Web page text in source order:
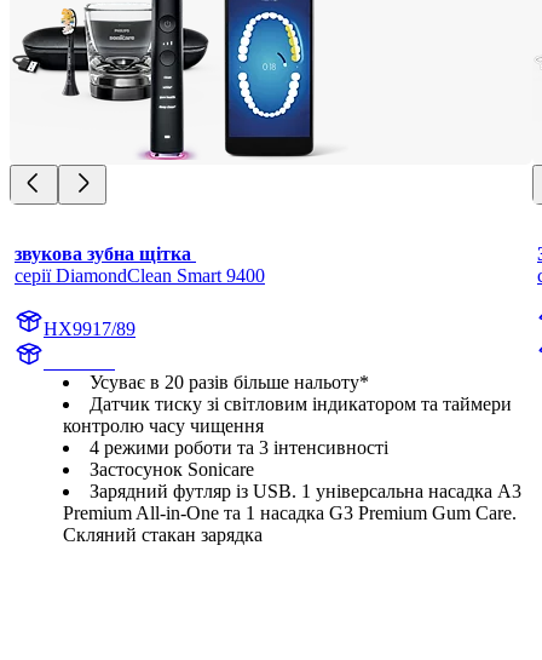
звукова зубна щітка
серії DiamondClean Smart 9400
HX9917/89
Усуває в 20 разів більше нальоту*
Датчик тиску зі світловим індикатором та таймери
контролю часу чищення
4 режими роботи та 3 інтенсивності
Застосунок Sonicare
Зарядний футляр із USB. 1 універсальна насадка А3
Premium All-in-One та 1 насадка G3 Premium Gum Care.
Скляний стакан зарядка